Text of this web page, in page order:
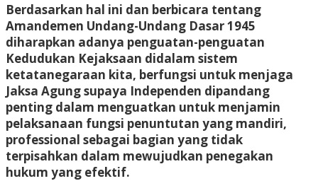
Berdasarkan hal ini dan berbicara tentang
Amandemen Undang-Undang Dasar 1945
diharapkan adanya penguatan-penguatan
Kedudukan Kejaksaan didalam sistem
ketatanegaraan kita, berfungsi untuk menjaga
Jaksa Agung supaya Independen dipandang
penting dalam menguatkan untuk menjamin
pelaksanaan fungsi penuntutan yang mandiri,
professional sebagai bagian yang tidak
terpisahkan dalam mewujudkan penegakan
hukum yang efektif.